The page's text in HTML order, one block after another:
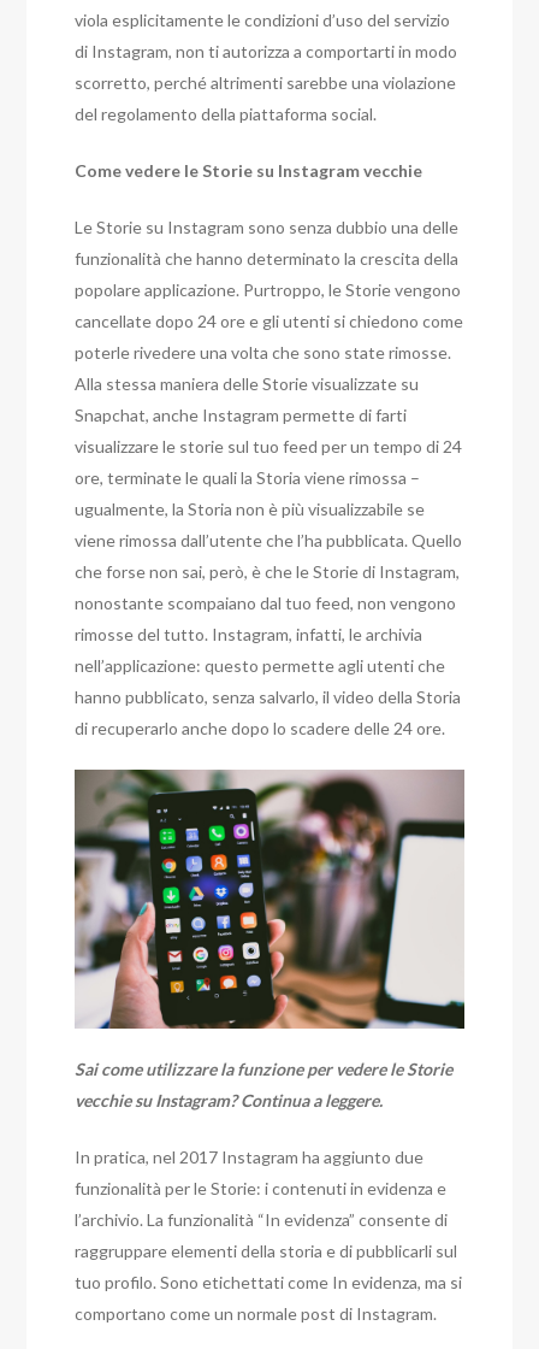
viola esplicitamente le condizioni d’uso del servizio
di Instagram, non ti autorizza a comportarti in modo
scorretto, perché altrimenti sarebbe una violazione
del regolamento della piattaforma social.
Come vedere le Storie su Instagram vecchie
Le Storie su Instagram sono senza dubbio una delle
funzionalità che hanno determinato la crescita della
popolare applicazione. Purtroppo, le Storie vengono
cancellate dopo 24 ore e gli utenti si chiedono come
poterle rivedere una volta che sono state rimosse.
Alla stessa maniera delle Storie visualizzate su
Snapchat, anche Instagram permette di farti
visualizzare le storie sul tuo feed per un tempo di 24
ore, terminate le quali la Storia viene rimossa –
ugualmente, la Storia non è più visualizzabile se
viene rimossa dall’utente che l’ha pubblicata. Quello
che forse non sai, però, è che le Storie di Instagram,
nonostante scompaiano dal tuo feed, non vengono
rimosse del tutto. Instagram, infatti, le archivia
nell’applicazione: questo permette agli utenti che
hanno pubblicato, senza salvarlo, il video della Storia
di recuperarlo anche dopo lo scadere delle 24 ore.
Sai come utilizzare la funzione per vedere le Storie
vecchie su Instagram? Continua a leggere.
In pratica, nel 2017 Instagram ha aggiunto due
funzionalità per le Storie: i contenuti in evidenza e
l’archivio. La funzionalità “In evidenza” consente di
raggruppare elementi della storia e di pubblicarli sul
tuo profilo. Sono etichettati come In evidenza, ma si
comportano come un normale post di Instagram.